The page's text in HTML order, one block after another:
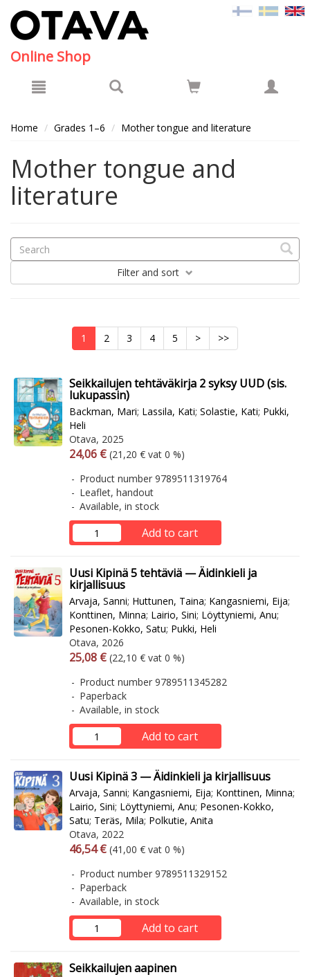
Online Shop
Home Grades 1–6 Mother tongue and literature
Mother tongue and
literature
Filter and sort
1 2 3 4 5 > >>
Seikkailujen tehtäväkirja 2 syksy UUD (sis.
lukupassin)
Backman, Mari; Lassila, Kati; Solastie, Kati; Pukki,
Heli
Otava, 2025
Arvonlisäverollinen hinta
24,06 € Excl. vat
(21,20 € vat 0 %)
Product number 9789511319764
Leaflet, handout
Available, in stock
Add to cart
Uusi Kipinä 5 tehtäviä — Äidinkieli ja
kirjallisuus
Arvaja, Sanni; Huttunen, Taina; Kangasniemi, Eija;
Konttinen, Minna; Lairio, Sini; Löyttyniemi, Anu;
Pesonen-Kokko, Satu; Pukki, Heli
Otava, 2026
Arvonlisäverollinen hinta
25,08 € Excl. vat
(22,10 € vat 0 %)
Product number 9789511345282
Paperback
Available, in stock
Add to cart
Uusi Kipinä 3 — Äidinkieli ja kirjallisuus
Arvaja, Sanni; Kangasniemi, Eija; Konttinen, Minna;
Lairio, Sini; Löyttyniemi, Anu; Pesonen-Kokko,
Satu; Teräs, Mila; Polkutie, Anita
Otava, 2022
Arvonlisäverollinen hinta
46,54 € Excl. vat
(41,00 € vat 0 %)
Product number 9789511329152
Paperback
Available, in stock
Add to cart
Seikkailujen aapinen